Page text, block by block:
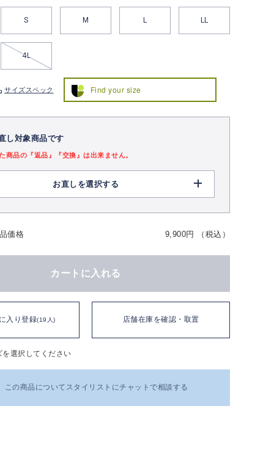
S M L LL
4L
サイズスペック Find your size
し対象商品です
商品の『返品』『交換』は出来ません。
お直しを選択する
価格 9,900円 （税込）
カートに入れる
入り登録(19人) 店舗在庫を確認・取置
選択してください
この商品についてスタイリストにチャットで相談する